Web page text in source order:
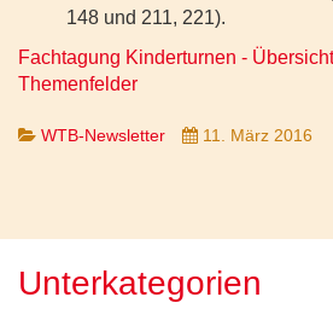
148 und 211, 221).
Fachtagung Kinderturnen -
Themenfelder
WTB-Newsletter 11. März 2016
Unterkategorien